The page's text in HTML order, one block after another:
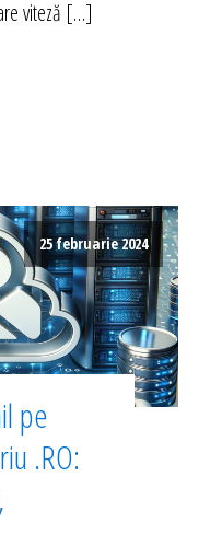
viteză […]
25 februarie 2024
pe
.RO: